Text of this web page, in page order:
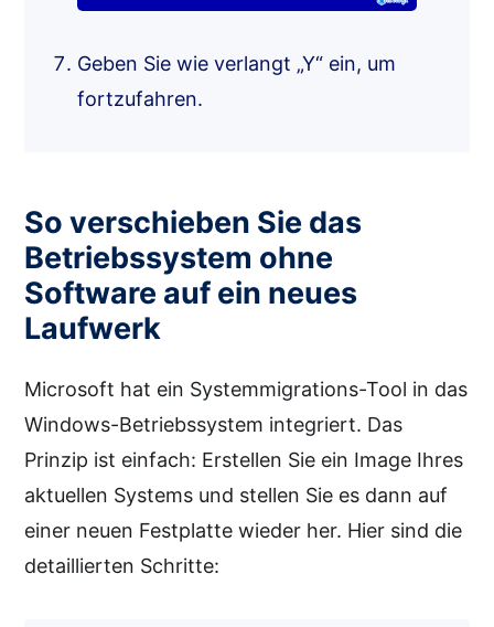
Geben Sie wie verlangt „Y“ ein, um
fortzufahren.
So verschieben Sie das
Betriebssystem ohne
Software auf ein neues
Laufwerk
Microsoft hat ein Systemmigrations-Tool in das
Windows-Betriebssystem integriert. Das
Prinzip ist einfach: Erstellen Sie ein Image Ihres
aktuellen Systems und stellen Sie es dann auf
einer neuen Festplatte wieder her. Hier sind die
detaillierten Schritte: